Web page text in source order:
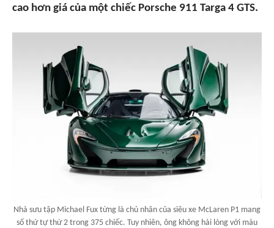
cao hơn giá của một chiếc Porsche 911 Targa 4 GTS.
Nhà sưu tập Michael Fux từng là chủ nhân của siêu xe McLaren P1 mang
số thứ tự thứ 2 trong 375 chiếc. Tuy nhiên, ông không hài lòng với màu